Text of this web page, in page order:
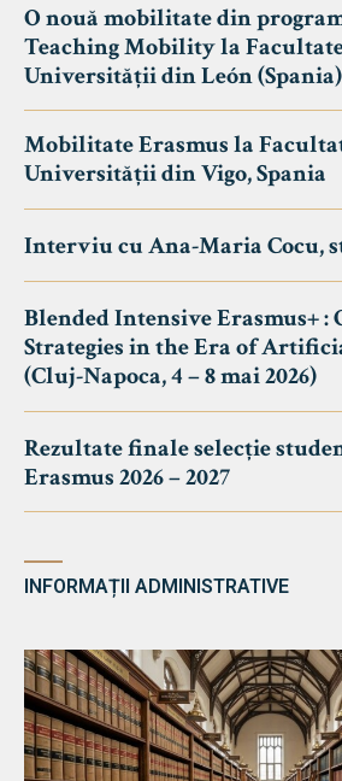
O nouă mobilitate din
Teaching Mobility la
Universității din León (Spania)
Mobilitate Erasmus la
Universității din Vigo, Spania
Interviu cu Ana-Maria Cocu,
Blended Intensive Erasmus+
Strategies in the Era of
(Cluj-Napoca, 4 – 8 mai 2026)
Rezultate finale selecție
Erasmus 2026 – 2027
INFORMAȚII ADMINISTRATIVE